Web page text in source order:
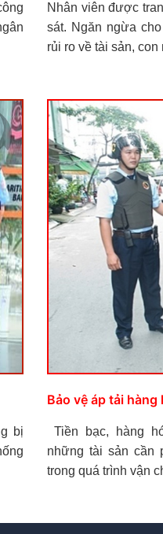
Nhân viên được
sát. Ngăn ngừa
rủi ro về tài sản,
bị
Bảo vệ áp tải hàng
Tiền bạc, hàng
những tài sản cần
trong quá trình vận